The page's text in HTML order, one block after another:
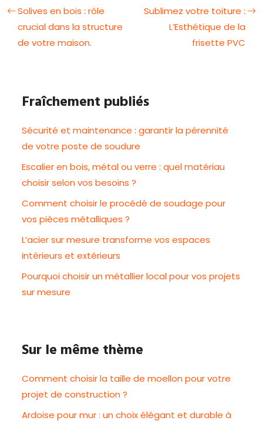
Solives en bois : rôle
crucial dans la structure
de votre maison.
Sublimez votre toiture :
L’Esthétique de la
frisette PVC
Fraîchement publiés
Sécurité et maintenance : garantir la pérennité
de votre poste de soudure
Escalier en bois, métal ou verre : quel matériau
choisir selon vos besoins ?
Comment choisir le procédé de soudage pour
vos pièces métalliques ?
L’acier sur mesure transforme vos espaces
intérieurs et extérieurs
Pourquoi choisir un métallier local pour vos projets
sur mesure
Sur le même thème
Comment choisir la taille de moellon pour votre
projet de construction ?
Ardoise pour mur : un choix élégant et durable à